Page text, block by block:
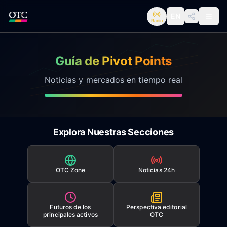
Radio
Guía de Pivot Points
Guía de Pivot Points
Noticias y mercados en tiempo real
Explora Nuestras Secciones
OTC Zone Noticias 24h
Futuros de los
principales activos
Perspectiva editorial
OTC